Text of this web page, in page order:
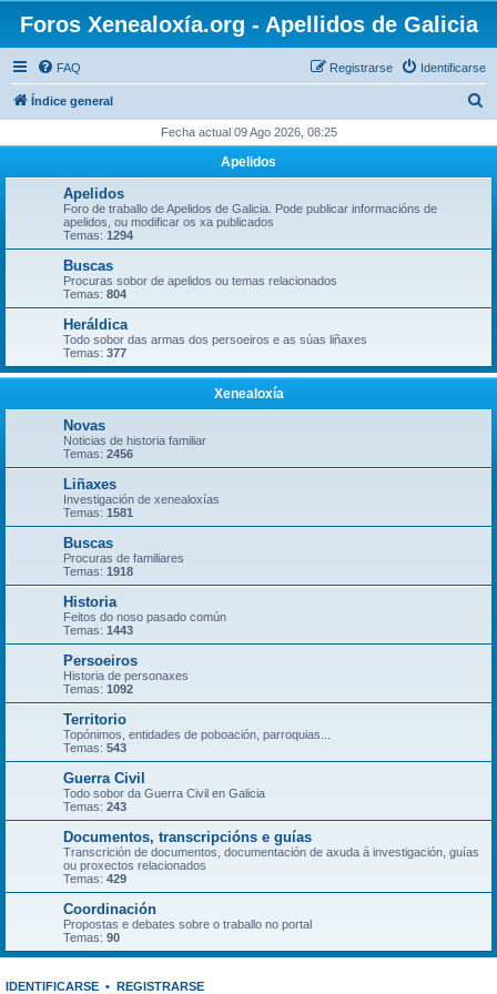
Foros Xenealoxía.org - Apellidos de Galicia
FAQ Identificarse
Registrarse
Índice general
c
Fecha actual 09 Ago 2026, 08:25
Apelidos
Apelidos
Foro de traballo de Apelidos de Galicia. Pode publicar informacións de
apelidos, ou modificar os xa publicados
Temas: 1294
Buscas
Procuras sobor de apelidos ou temas relacionados
Temas: 804
Heráldica
Todo sobor das armas dos persoeiros e as súas liñaxes
Temas: 377
Xenealoxía
Novas
Noticias de historia familiar
Temas: 2456
Liñaxes
Investigación de xenealoxías
Temas: 1581
Buscas
Procuras de familiares
Temas: 1918
Historia
Feitos do noso pasado común
Temas: 1443
Persoeiros
Historia de personaxes
Temas: 1092
Territorio
Topónimos, entidades de poboación, parroquias...
Temas: 543
Guerra Civil
Todo sobor da Guerra Civil en Galicia
Temas: 243
Documentos, transcripcións e guías
Transcrición de documentos, documentación de axuda á investigación, guías
ou proxectos relacionados
Temas: 429
Coordinación
Propostas e debates sobre o traballo no portal
Temas: 90
IDENTIFICARSE • REGISTRARSE